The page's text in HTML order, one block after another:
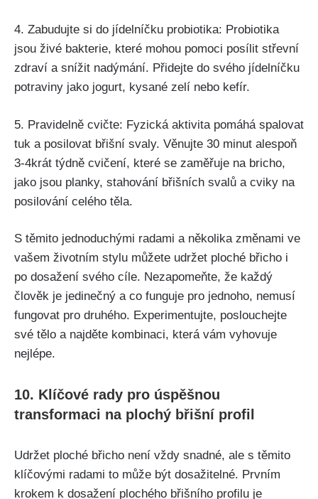
4. ​Zabudujte si do jídelníčku probiotika: Probiotika
jsou živé bakterie, které mohou pomoci posílit střevní
‍zdraví a snížit‌ nadýmání. Přidejte​ do svého​ jídelníčku
potraviny ​jako ‌jogurt,⁢ kysané zelí nebo kefír.
5. Pravidelně cvičte: Fyzická‌ aktivita ​pomáhá ⁤spalovat
tuk a​ posilovat břišní svaly. Věnujte 30 minut alespoň
3-4krát týdně cvičení, které se zaměřuje na bricho,
jako⁤ jsou planky, ⁢stahování břišních svalů‍ a ⁤cviky na
posilování‌ celého‍ těla.
S těmito ​jednoduchými​ radami a ⁣několika změnami ve‌
vašem životním stylu můžete udržet ploché břicho i
po dosažení‍ svého cíle.​ Nezapomeňte, že ⁤každý
člověk je jedinečný a ‌co funguje pro jednoho, ⁤nemusí
fungovat ‍pro druhého. Experimentujte,⁤ poslouchejte
své tělo a najděte kombinaci, ⁢která vám vyhovuje ​
nejlépe.
10. Klíčové rady pro ‌úspěšnou
transformaci na​ plochý břišní profil
Udržet ploché břicho není vždy ‍snadné, ale s těmito
klíčovými radami to může být ⁣dosažitelné. Prvním
krokem k dosažení​ plochého břišního‌ profilu je